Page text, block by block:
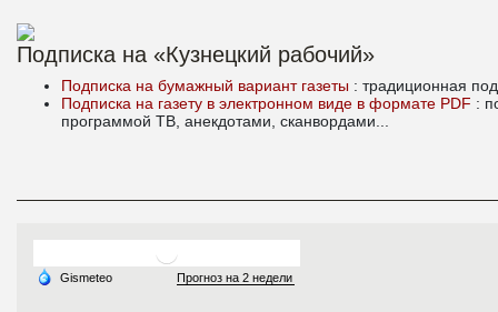
Подписка на «Кузнецкий рабочий»
Подписка на бумажный вариант газеты : традиционная
Подписка на газету в электронном виде в формате PDF :
программой ТВ, анекдотами, сканвордами...